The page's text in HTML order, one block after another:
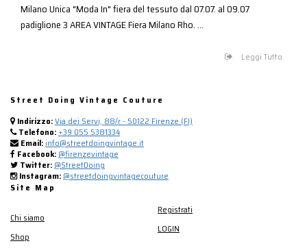
Milano Unica "Moda In" fiera del tessuto dal 07.07. al 09.07
padiglione 3 AREA VINTAGE Fiera Milano Rho. ...
Leggi Tutto
Street Doing Vintage Couture
Indirizzo:Via dei Servi, 88/r - 50122 Firenze (FI)
Telefono: +39 055 5381334
Email: info@streetdoingvintage.it
Facebook: @firenzevintage
Twitter: @StreetDoing
Instagram: @streetdoingvintagecouture
Site Map
Chi siamo
Shop
Registrati
LOGIN